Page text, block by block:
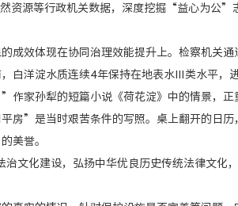
资源等行政机关数据，深度挖掘“益心为公”
效体现在协同治理效能提升上。检察机关通
白洋淀水质连续4年保持在地表水Ⅲ类水平，
孙犁的短篇小说《荷花淀》中的情景，正
”是当时艰苦条件的写照。桌上翻开的日历
美誉。
化建设，弘扬中华优良历史传统法律文化